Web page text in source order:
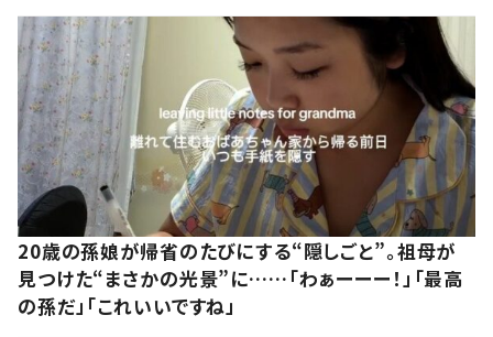
20歳の孫娘が帰省のたびにする“隠しごと”。祖母が
見つけた“まさかの光景”に……「わぁーーー！」「最高
の孫だ」「これいいですね」